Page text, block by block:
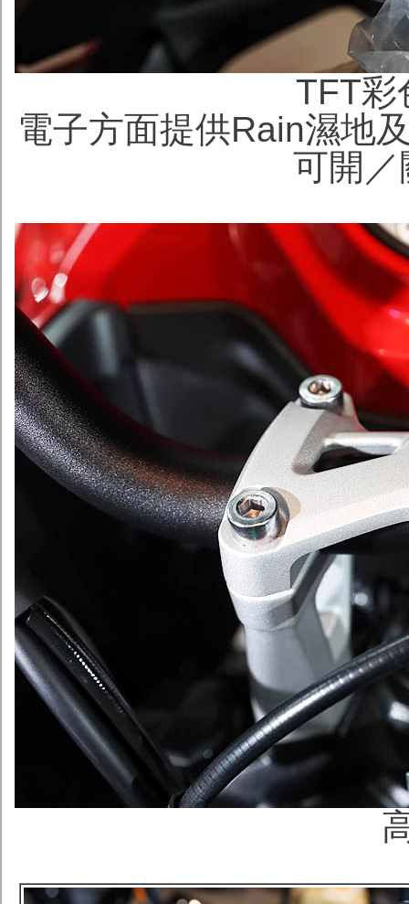
TFT彩
電子方面提供Rain濕地
可開